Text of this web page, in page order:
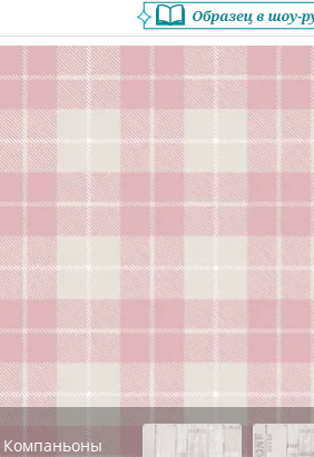
Компаньоны